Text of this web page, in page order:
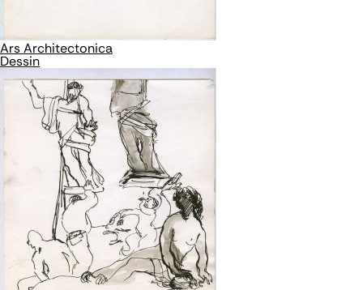
Ars Architectonica
Dessin